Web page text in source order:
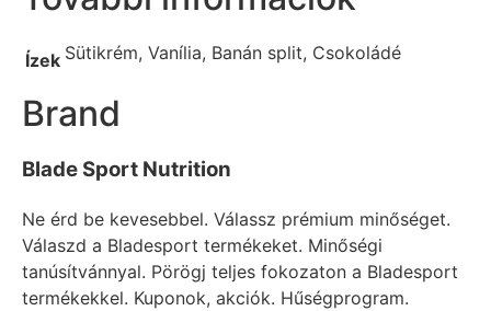
Ízek Sütikrém, Vanília, Banán split, Csokoládé
Brand
Blade Sport Nutrition
Ne érd be kevesebbel. Válassz prémium minőséget.
Válaszd a Bladesport termékeket. Minőségi
tanúsítvánnyal. Pörögj teljes fokozaton a Bladesport
termékekkel. Kuponok, akciók. Hűségprogram.